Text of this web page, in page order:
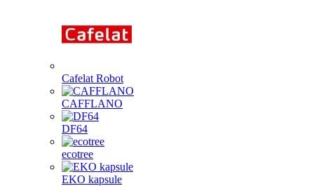
Cafelat Robot
CAFFLANO
DF64
ecotree
EKO kapsule